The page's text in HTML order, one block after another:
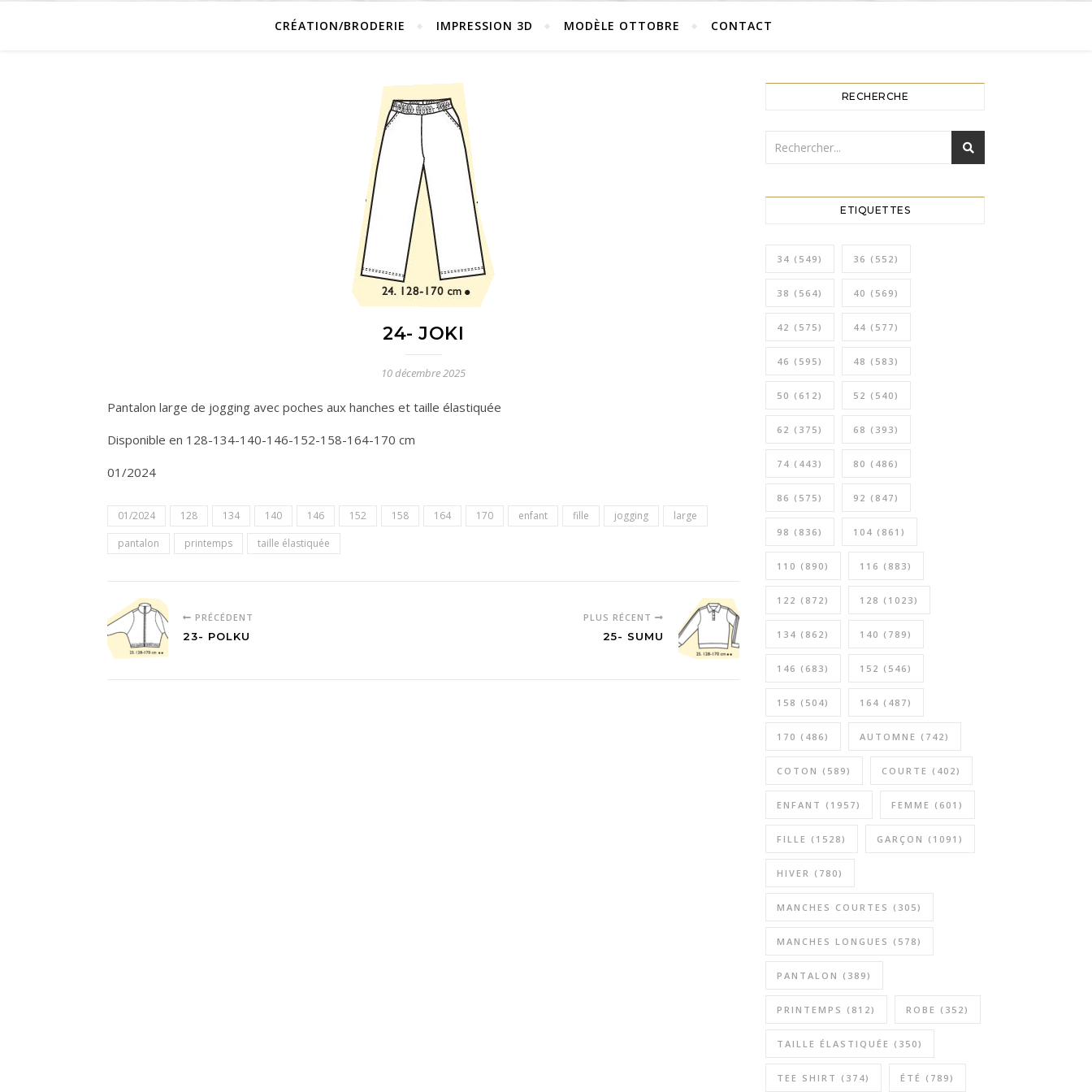
CRÉATION/BRODERIE IMPRESSION 3D MODÈLE OTTOBRE CONTACT
24- JOKI
10 décembre 2025
Pantalon large de jogging avec poches aux hanches et taille élastiquée
Disponible en 128-134-140-146-152-158-164-170 cm
01/2024
01/2024 128 134 140 146 152 158 164 170 enfant fille jogging
large
pantalon
printemps taille élastiquée
PRÉCÉDENT
23- POLKU
PLUS RÉCENT
25- SUMU
RECHERCHE
ETIQUETTES
34 (549) 36 (552)
38 (564) 40 (569)
42 (575) 44 (577)
46 (595) 48 (583)
50 (612) 52 (540)
62 (375) 68 (393)
74 (443) 80 (486)
86 (575) 92 (847)
98 (836) 104 (861)
110 (890) 116 (883)
122 (872) 128 (1023)
134 (862) 140 (789)
146 (683) 152 (546)
158 (504) 164 (487)
170 (486) AUTOMNE (742)
COTON (589) COURTE (402)
ENFANT (1957) FEMME (601)
FILLE (1528) GARÇON (1091)
HIVER (780)
MANCHES COURTES (305)
MANCHES LONGUES (578)
PANTALON (389)
PRINTEMPS (812) ROBE (352)
TAILLE ÉLASTIQUÉE (350)
TEE SHIRT (374) ÉTÉ (789)